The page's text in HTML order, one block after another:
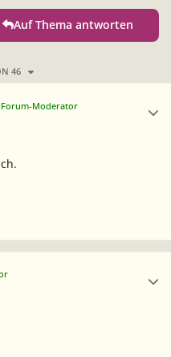
Auf Thema antworten
46
Forum-Moderator